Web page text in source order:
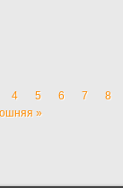
4 5 6 7
8
»